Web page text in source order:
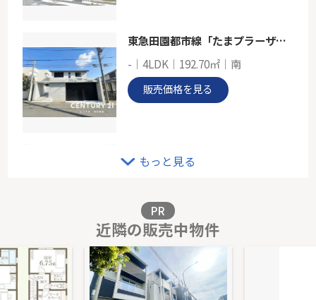
東急田園都市線「たまプラーザ」中古戸建
-｜4LDK｜192.70㎡｜南
販売価格を見る
販売価格を見る
-｜2LDK｜81.24㎡｜東
もっと見る
PR
近隣の販売中物件